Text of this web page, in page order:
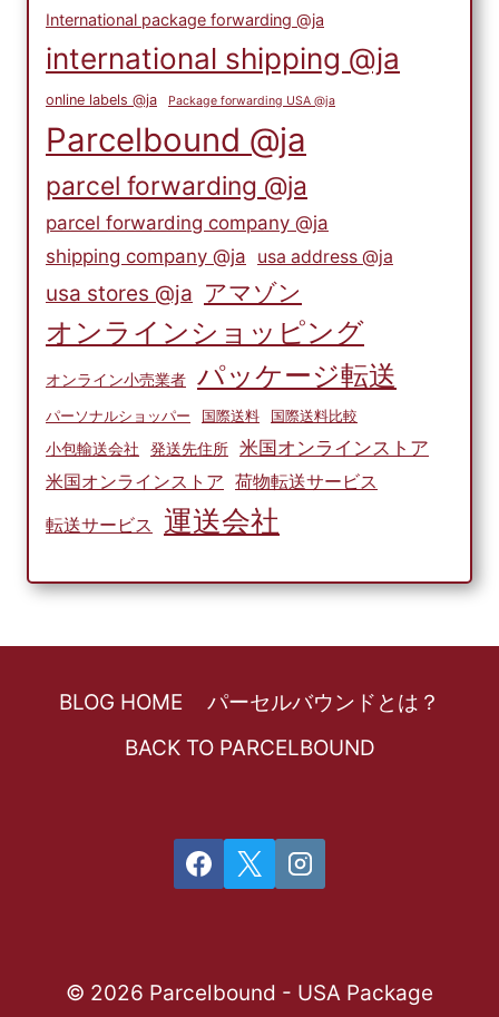
International package forwarding @ja
international shipping @ja
online labels @ja Package forwarding USA @ja
Parcelbound @ja
parcel forwarding @ja
parcel forwarding company @ja
shipping company @ja
usa address @ja
usa stores @ja アマゾン
オンラインショッピング
オンライン小売業者 パッケージ転送
パーソナルショッパー 国際送料 国際送料比較
小包輸送会社 発送先住所 米国オンラインストア
米国オンラインストア 荷物転送サービス
転送サービス 運送会社
BLOG HOME
パーセルバウンドとは？
BACK TO PARCELBOUND
© 2026 Parcelbound - USA Package